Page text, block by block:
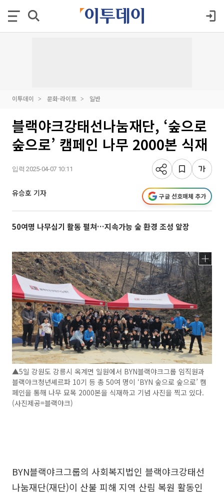
이투데이 문화·라이프 일반
블랙야크강태선나눔재단, ‘숲으로
숲으로’ 캠페인 나무 2000본 식재
입력 2025-04-07 10:11
유승호 기자 구글 선호매체 추가
50여명 나무심기 활동 펼쳐…지속가능 숲 환경 조성 앞장
▲5일 강원도 강릉시 옥계면 일원에서 BYN블랙야크그룹 임직원과
블랙야크청년셰르파 10기 등 총 50여 명이 ‘BYN 숲으로 숲으로’ 캠
페인을 통해 나무 묘목 2000본을 식재하고 기념 사진을 찍고 있다.
(사진제공=블랙야크)
BYN블랙야크그룹의 사회복지법인 블랙야크강태선
나눔재단(재단)이 산불 피해 지역 산림 복원 활동인